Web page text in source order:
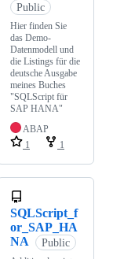
Public
Hier finden Sie
das Demo-
Datenmodell und
die Listings für die
deutsche Ausgabe
meines Buches
"SQLScript für
SAP HANA"
ABAP
1
1
SQLScript_f
or_SAP_HA
NA
Public